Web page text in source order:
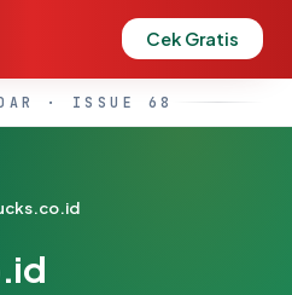
Cek Gratis
· ISSUE 68